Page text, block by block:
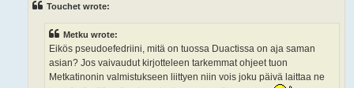
Touchet wrote:
Metku wrote:
Eikös pseudoefedriini, mitä on tuossa Duactissa on aja saman
asian? Jos vaivaudut kirjotteleen tarkemmat ohjeet tuon
Metkatinonin valmistukseen liittyen niin vois joku päivä laittaa ne